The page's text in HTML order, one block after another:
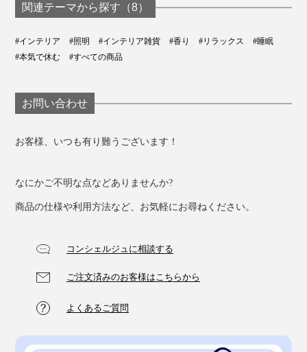
関連テーマから探す（8）
#インテリア #照明 #インテリア雑貨 #香り #リラックス
#睡眠
#本気で休む
#すべての商品
お問い合わせ
お客様、いつも有り難うございます！
なにかご不明な点などありませんか?
商品の仕様や利用方法など、お気軽にお尋ねください。
コンシェルジュに相談する
ご注文済みのお客様はこちらから
よくあるご質問